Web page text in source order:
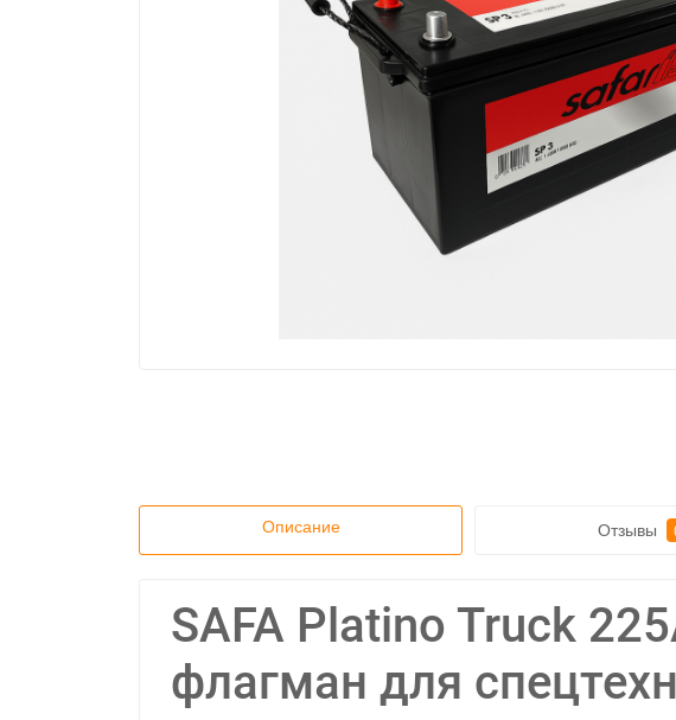
Описание Отзывы
SAFA Platino Truck
флагман для